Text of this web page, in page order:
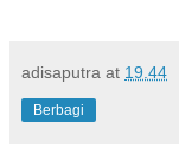
adisaputra at 19.44
Berbagi